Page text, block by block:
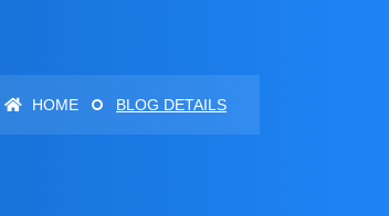
HOME BLOG DETAILS